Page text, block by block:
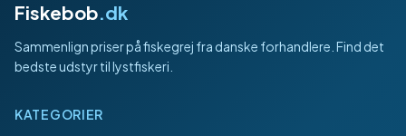
Fiskebob.dk
Sammenlign priser på fiskegrej fra danske forhandlere. Find det
bedste udstyr til lystfiskeri.
KATEGORIER